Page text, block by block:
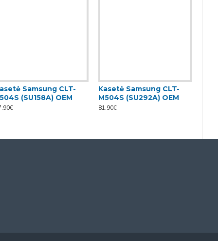
Samsung CLT-
(SU158A) OEM
Kasetė Samsung CLT-
M504S (SU292A) OEM
81.90€